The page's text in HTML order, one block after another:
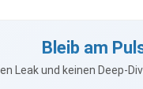
Bleib am
Leak und keinen Deep-